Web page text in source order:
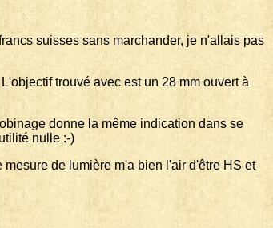
suisses sans marchander, je n'allais pas
trouvé avec est un 28 mm ouvert à
donne la même indication dans se
nulle :-)
de lumière m'a bien l'air d'être HS et